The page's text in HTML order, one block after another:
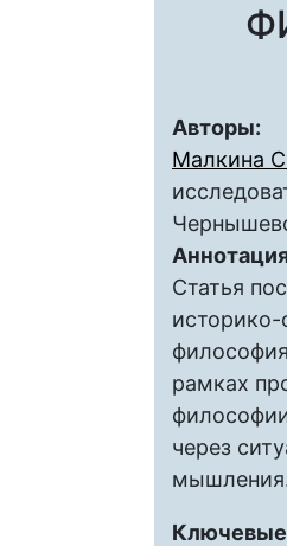
Авторы:
Малкина
Статья
историко-
рамках
через
Ключевые